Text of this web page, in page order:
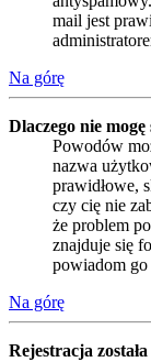
mail jest
Na górę
Dlaczego nie mogę
Powodów
nazwa
prawidłowe,
czy cię nie
że problem
znajduje się
powiadom
Na górę
Rejestracja